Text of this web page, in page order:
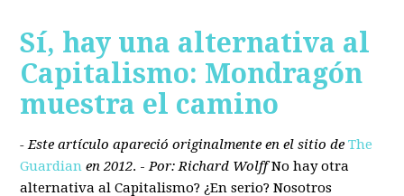
Sí, hay una alternativa al
Capitalismo: Mondragón
muestra el camino
- Este artículo apareció originalmente en el sitio deThe
Guardian en 2012. - Por: Richard Wolff No hay otra
alternativa al Capitalismo? ¿En serio? Nosotros